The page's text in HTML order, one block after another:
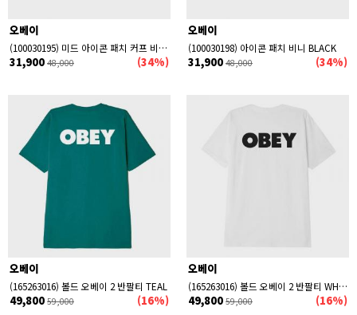
오베이
(100030195) 미드 아이콘 패치 커프 비니 BLACK
31,900 48,000 (34%)
오베이
(100030198) 아이콘 패치 비니 BLACK
31,900 48,000 (34%)
오베이
(165263016) 볼드 오베이 2 반팔티 TEAL
49,800 59,000 (16%)
오베이
(165263016) 볼드 오베이 2 반팔티 WHITE
49,800 59,000 (16%)